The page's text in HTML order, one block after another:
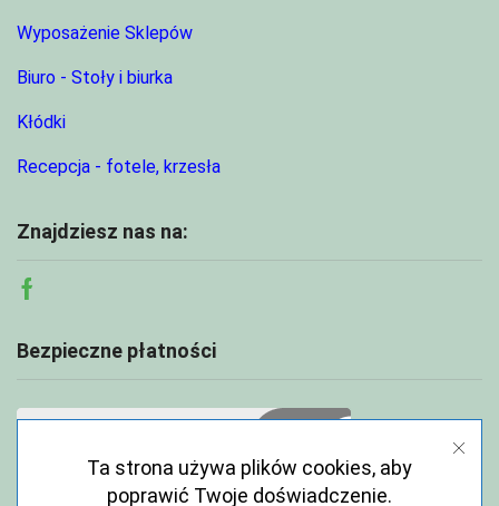
Wyposażenie Sklepów
Biuro - Stoły i biurka
Kłódki
Recepcja - fotele, krzesła
Znajdziesz nas na:
Facebook
Bezpieczne płatności
Ta strona używa plików cookies, aby
poprawić Twoje doświadczenie.